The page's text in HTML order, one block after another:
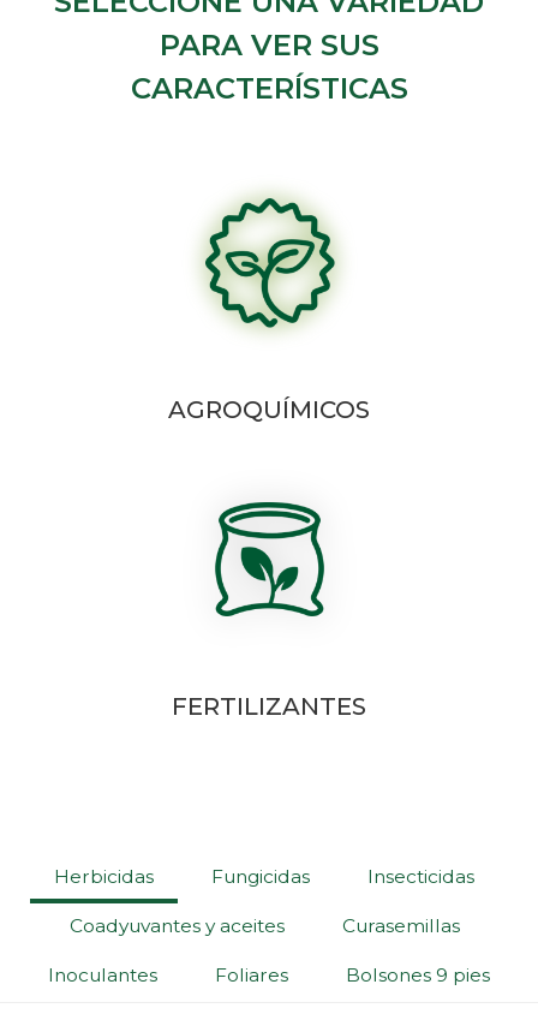
PARA VER SUS
CARACTERÍSTICAS
AGROQUÍMICOS
FERTILIZANTES
Herbicidas Fungicidas Insecticidas
Coadyuvantes y aceites Curasemillas
Inoculantes Foliares Bolsones 9 pies